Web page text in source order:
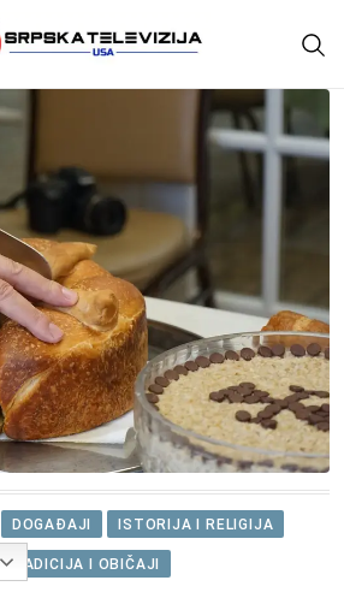
DOGAĐAJI ISTORIJA I RELIGIJA
TRADICIJA I OBIČAJI